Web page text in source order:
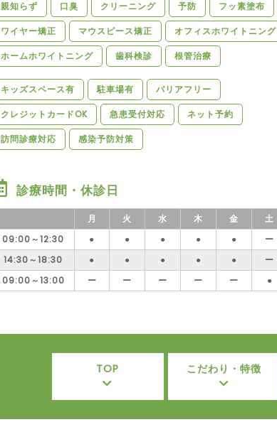
親知らず 口臭 クリーニング 予防 フッ素塗布
ワイヤー矯正 マウスピース矯正 オフィスホワイトニング
ホームホワイトニング 歯科検診 根管治療
キッズスペース有 駐車場有 バリアフリー
クレジットカードOK 急患受付対応 ネット予約
訪問診療対応 感染予防対策
診療時間・休診日
月 火 水 木 金 土
09:00～12:30
● ● ● ● ● ー
14:30～18:30
● ● ● ● ● ー
09:00～13:00
ー ー ー ー ー ●
TOP こだわり・特徴